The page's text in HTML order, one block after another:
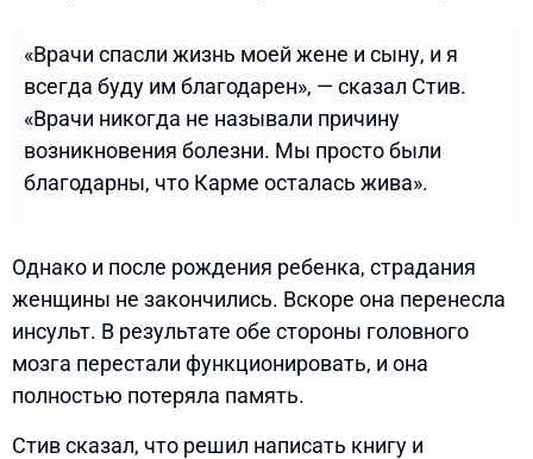
«Врачи спасли жизнь моей жене и сыну, и я
всегда буду им благодарен», — сказал Стив.
«Врачи никогда не называли причину
возникновения болезни. Мы просто были
благодарны, что Карме осталась жива».
Однако и после рождения ребенка, страдания
женщины не закончились. Вскоре она перенесла
инсульт. В результате обе стороны головного
мозга перестали функционировать, и она
полностью потеряла память.
Стив сказал, что решил написать книгу и